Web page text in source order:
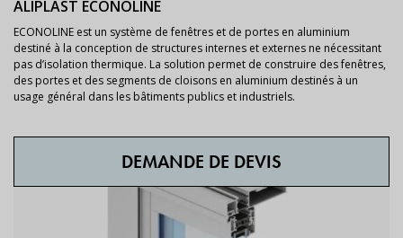
ALIPLAST ECONOLINE
ECONOLINE est un système de fenêtres et de portes en aluminium
destiné à la conception de structures internes et externes ne nécessitant
pas d’isolation thermique. La solution permet de construire des fenêtres,
des portes et des segments de cloisons en aluminium destinés à un
usage général dans les bâtiments publics et industriels.
DEMANDE DE DEVIS